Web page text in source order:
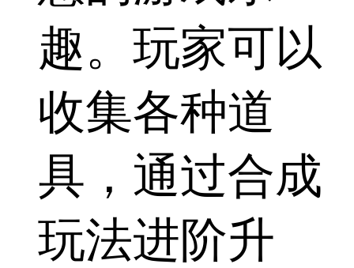
趣。玩家可以
收集各种道
具，通过合成
玩法进阶升